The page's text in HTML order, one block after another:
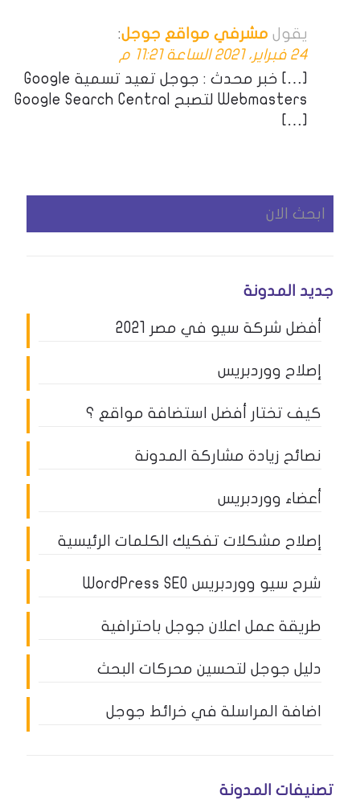
يقول مشرفي مواقع جوجل:
24 فبراير، 2021 الساعة 11:21 م
[…] خبر محدث : جوجل تعيد تسمية Google
Webmasters لتصبح Google Search Central
[…]
جديد المدونة
أفضل شركة سيو في مصر 2021
إصلاح ووردبريس
كيف تختار أفضل استضافة مواقع ؟
نصائح زيادة مشاركة المدونة
أعضاء ووردبريس
إصلاح مشكلات تفكيك الكلمات الرئيسية
شرح سيو ووردبريس WordPress SEO
طريقة عمل اعلان جوجل باحترافية
دليل جوجل لتحسين محركات البحث
اضافة المراسلة في خرائط جوجل
تصنيفات المدونة